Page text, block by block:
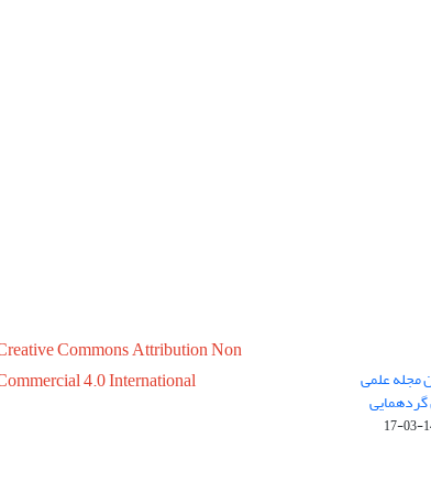
مجله علمی
پانزدهمین گردهمایی
Commons Attribution Non
4.0 International